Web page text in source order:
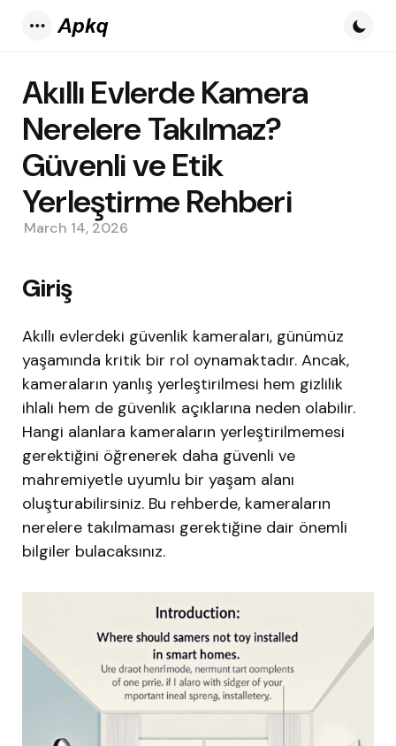
Akıllı Evlerde Kamera
Nerelere Takılmaz?
Güvenli ve Etik
Yerleştirme Rehberi
March 14, 2026
Giriş
Akıllı evlerdeki güvenlik kameraları, günümüz
yaşamında kritik bir rol oynamaktadır. Ancak,
kameraların yanlış yerleştirilmesi hem gizlilik
ihlali hem de güvenlik açıklarına neden olabilir.
Hangi alanlara kameraların yerleştirilmemesi
gerektiğini öğrenerek daha güvenli ve
mahremiyetle uyumlu bir yaşam alanı
oluşturabilirsiniz. Bu rehberde, kameraların
nerelere takılmaması gerektiğine dair önemli
bilgiler bulacaksınız.